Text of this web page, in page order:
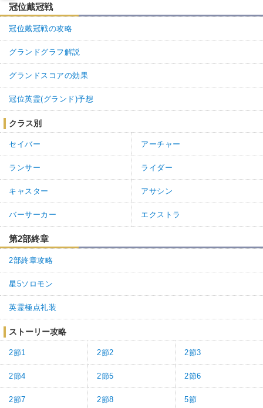
冠位戴冠戦
冠位戴冠戦の攻略
グランドグラフ解説
グランドスコアの効果
冠位英霊(グランド)予想
クラス別
セイバー アーチャー
ランサー ライダー
キャスター アサシン
バーサーカー エクストラ
第2部終章
2部終章攻略
星5ソロモン
英霊極点礼装
ストーリー攻略
2節1 2節2 2節3
2節4 2節5 2節6
2節7 2節8 5節